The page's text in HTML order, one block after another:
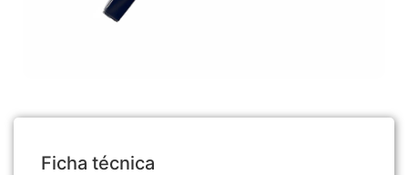
Ficha técnica